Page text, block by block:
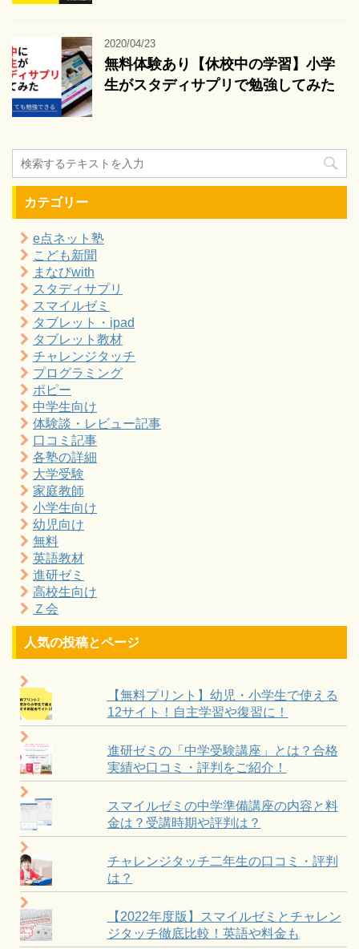
2020/04/23
無料体験あり【休校中の学習】小学
生がスタディサプリで勉強してみた
カテゴリー
e点ネット塾
こども新聞
まなびwith
スタディサプリ
スマイルゼミ
タブレット・ipad
タブレット教材
チャレンジタッチ
プログラミング
ポピー
中学生向け
体験談・レビュー記事
口コミ記事
各塾の詳細
大学受験
家庭教師
小学生向け
幼児向け
無料
英語教材
進研ゼミ
高校生向け
Ｚ会
人気の投稿とページ
【無料プリント】幼児・小学生で使える
12サイト！自主学習や復習に！
進研ゼミの「中学受験講座」とは？合格
実績や口コミ・評判をご紹介！
スマイルゼミの中学準備講座の内容と料
金は？受講時期や評判は？
チャレンジタッチ二年生の口コミ・評判
は？
【2022年度版】スマイルゼミとチャレン
ジタッチ徹底比較！英語や料金も